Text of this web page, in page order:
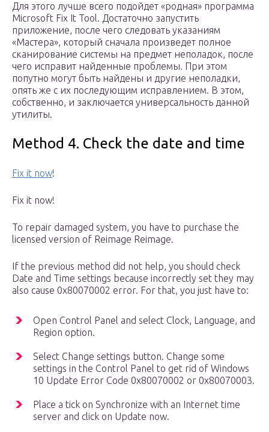
Для этого лучше всего подойдет «родная» программа
Microsoft Fix It Tool. Достаточно запустить
приложение, после чего следовать указаниям
«Мастера», который сначала произведет полное
сканирование системы на предмет неполадок, после
чего исправит найденные проблемы. При этом
попутно могут быть найдены и другие неполадки,
опять же с их последующим исправлением. В этом,
собственно, и заключается универсальность данной
утилиты.
Method 4. Check the date and time
Fix it now!
Fix it now!
To repair damaged system, you have to purchase the
licensed version of Reimage Reimage.
If the previous method did not help, you should check
Date and Time settings because incorrectly set they may
also cause 0x80070002 error. For that, you just have to:
Open Control Panel and select Clock, Language, and
Region option.
Select Change settings button. Change some
settings in the Control Panel to get rid of Windows
10 Update Error Code 0x80070002 or 0x80070003.
Place a tick on Synchronize with an Internet time
server and click on Update now.